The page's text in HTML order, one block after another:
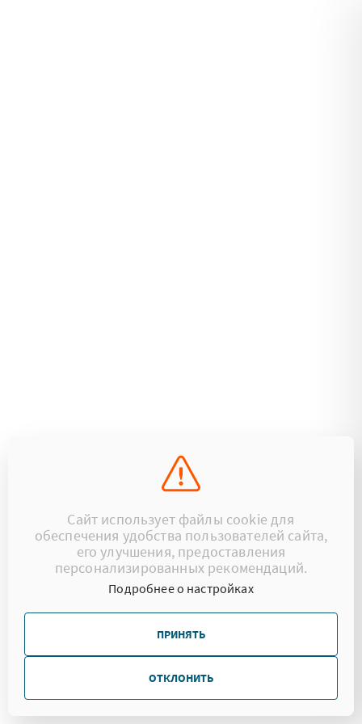
Сайт использует файлы cookie для
обеспечения удобства пользователей сайта,
его улучшения, предоставления
персонализированных рекомендаций.
Подробнее о настройках
ПРИНЯТЬ
ОТКЛОНИТЬ